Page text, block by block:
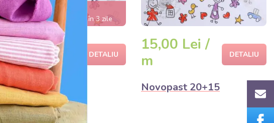
Cerere mare
Produsul se epuizează în 3 zile
30,00 Lei /
m
DETALIU
Fuse and tear
15,00 Lei /
m
DETALIU
Novopast 20+15